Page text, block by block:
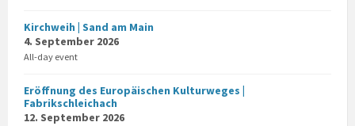
Kirchweih | Sand am Main
4. September 2026
All-day event
Eröffnung des Europäischen Kulturweges |
Fabrikschleichach
12. September 2026